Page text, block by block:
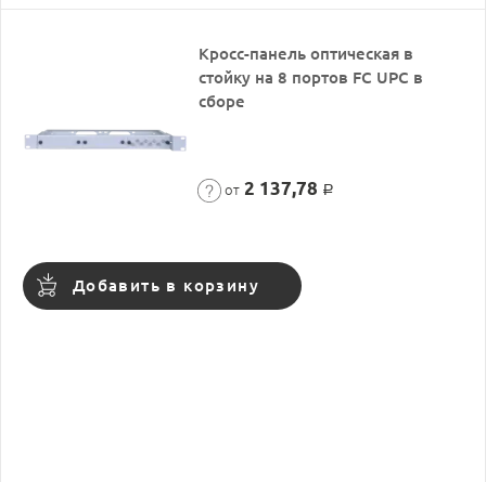
Кросс-панель оптическая в
стойку на 8 портов FC UPC в
сборе
от 2 137,78 Р
Добавить в корзину